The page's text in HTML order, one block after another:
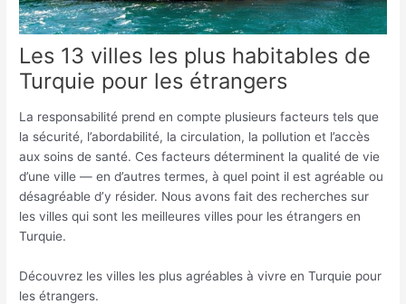
Les 13 villes les plus habitables de
Turquie pour les étrangers
La responsabilité prend en compte plusieurs facteurs tels que
la sécurité, l’abordabilité, la circulation, la pollution et l’accès
aux soins de santé. Ces facteurs déterminent la qualité de vie
d’une ville — en d’autres termes, à quel point il est agréable ou
désagréable d’y résider. Nous avons fait des recherches sur
les villes qui sont les meilleures villes pour les étrangers en
Turquie.
Découvrez les villes les plus agréables à vivre en Turquie pour
les étrangers.